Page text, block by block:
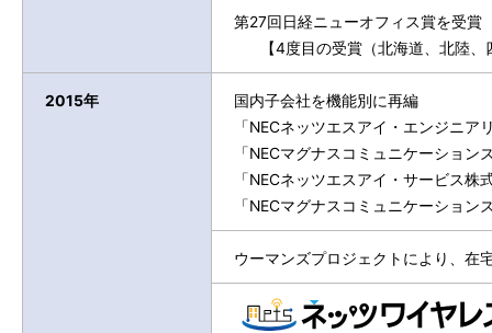
第27回日経ニューオフィス賞を受賞
【4度目の受賞（北海道、北陸、
2015年
国内子会社を機能別に再編
「NECネッツエスアイ・エンジニア
「NECマグナスコミュニケーショ
「NECネッツエスアイ・サービス
「NECマグナスコミュニケーショ
ウーマンズプロジェクトにより、在